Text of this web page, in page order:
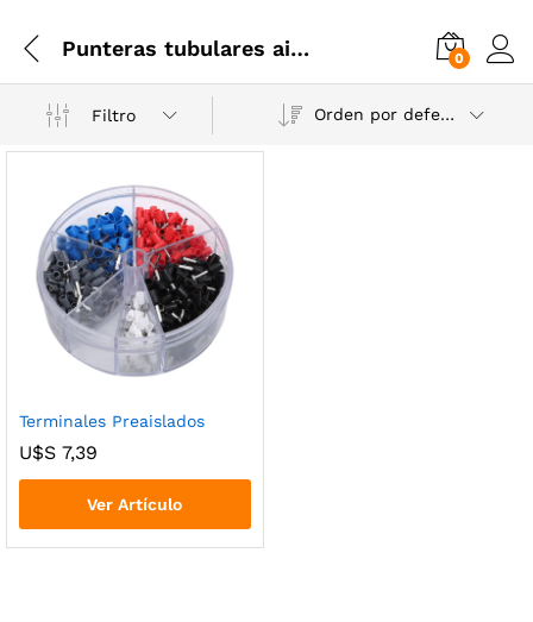
Punteras tubulares aisladas 0
Filtro Orden por defecto
Terminales Preaislados
U$S 7,39
Ver Artículo